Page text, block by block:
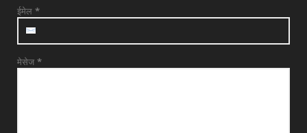
ईमेल *
मेसेज *